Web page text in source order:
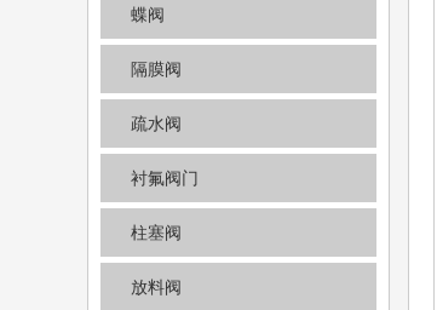
蝶阀
隔膜阀
疏水阀
衬氟阀门
柱塞阀
放料阀